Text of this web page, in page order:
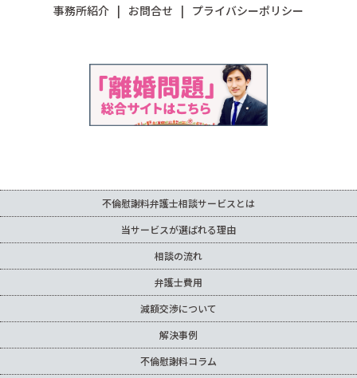
事務所紹介 | お問合せ | プライバシーポリシー
不倫慰謝料弁護士相談サービスとは
当サービスが選ばれる理由
相談の流れ
弁護士費用
減額交渉について
解決事例
不倫慰謝料コラム